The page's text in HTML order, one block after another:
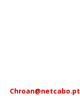
Chroan@netcabo.pt